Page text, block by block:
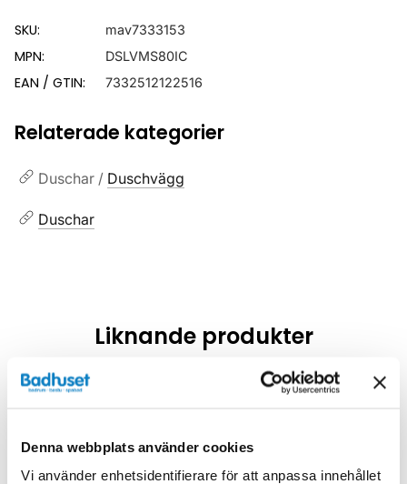
Denna webbplats använder cookies
Vi använder enhetsidentifierare för att anpassa innehållet
SKU: mav7333153
MPN: DSLVMS80IC
EAN / GTIN: 7332512122516
Relaterade kategorier
Duschar / Duschvägg
Duschar
Liknande produkter